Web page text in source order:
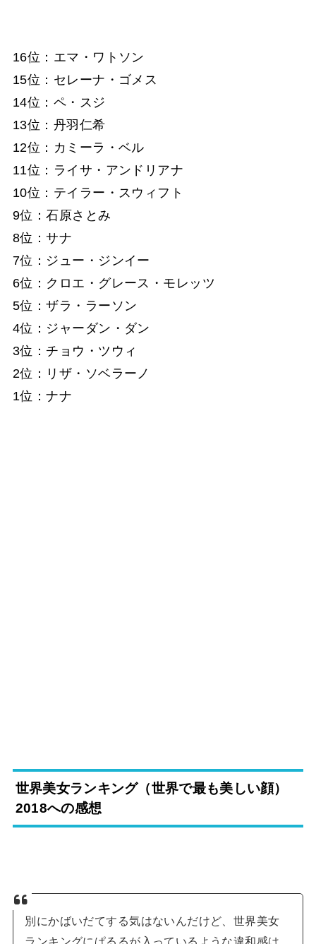
16位：エマ・ワトソン
15位：セレーナ・ゴメス
14位：ペ・スジ
13位：丹羽仁希
12位：カミーラ・ベル
11位：ライサ・アンドリアナ
10位：テイラー・スウィフト
9位：石原さとみ
8位：サナ
7位：ジュー・ジンイー
6位：クロエ・グレース・モレッツ
5位：ザラ・ラーソン
4位：ジャーダン・ダン
3位：チョウ・ツウィ
2位：リザ・ソベラーノ
1位：ナナ
世界美女ランキング（世界で最も美しい顔）
2018への感想
別にかばいだてする気はないんだけど、世界美女